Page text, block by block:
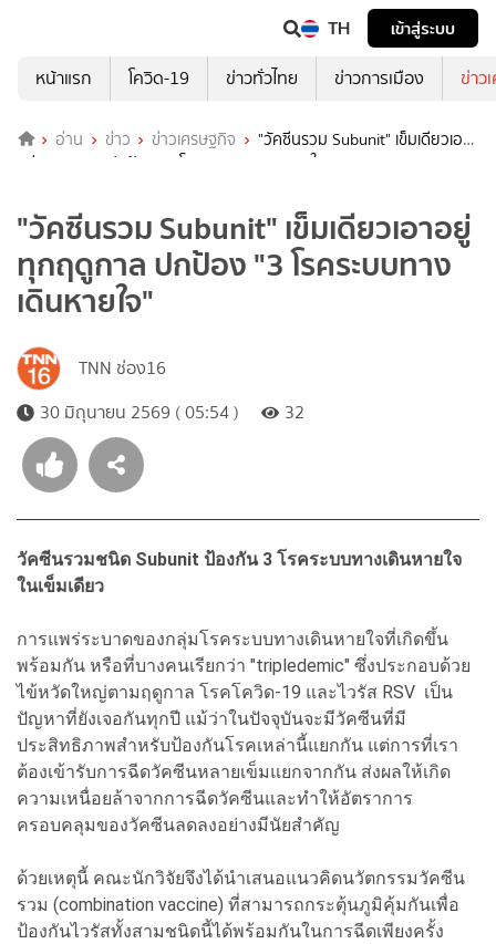
TH
เข้าสู่ระบบ
หน้าแรก
โควิด-19 ข่าวทั่วไทย ข่าวการเมือง ข่าว
อ่าน ข่าว ข่าวเศรษฐกิจ
"วัคซีนรวม Subunit" เข็มเดียวเอา
อยู่ทุกฤดูกาล ปกป้อง "3 โรคระบบทางเดินหายใจ"
"วัคซีนรวม Subunit" เข็มเดียวเอาอยู่
ทุกฤดูกาล ปกป้อง "3 โรคระบบทาง
เดินหายใจ"
TNN ช่อง16
30 มิถุนายน 2569 ( 05:54 )
32
วัคซีนรวมชนิด Subunit ป้องกัน 3 โรคระบบทางเดินหายใจ
ในเข็มเดียว
การแพร่ระบาดของกลุ่มโรคระบบทางเดินหายใจที่เกิดขึ้น
พร้อมกัน หรือที่บางคนเรียกว่า "tripledemic" ซึ่งประกอบด้วย
ไข้หวัดใหญ่ตามฤดูกาล โรคโควิด-19 และไวรัส RSV เป็น
ปัญหาที่ยังเจอกันทุกปี แม้ว่าในปัจจุบันจะมีวัคซีนที่มี
ประสิทธิภาพสำหรับป้องกันโรคเหล่านี้แยกกัน แต่การที่เรา
ต้องเข้ารับการฉีดวัคซีนหลายเข็มแยกจากกัน ส่งผลให้เกิด
ความเหนื่อยล้าจากการฉีดวัคซีนและทำให้อัตราการ
ครอบคลุมของวัคซีนลดลงอย่างมีนัยสำคัญ
ด้วยเหตุนี้ คณะนักวิจัยจึงได้นำเสนอแนวคิดนวัตกรรมวัคซีน
รวม (combination vaccine) ที่สามารถกระตุ้นภูมิคุ้มกันเพื่อ
ป้องกันไวรัสทั้งสามชนิดนี้ได้พร้อมกันในการฉีดเพียงครั้ง